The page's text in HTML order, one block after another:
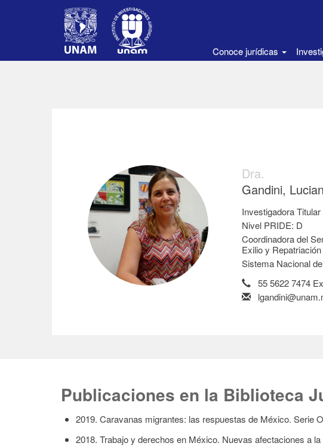
Conoce jurídicas
Dra.
Gandini,
Investigadora
Nivel PRIDE: D
Coordinadora del
Exilio y
Sistema Nacional
55 5622 7474
Publicaciones en la Biblioteca
2019. Caravanas migrantes: las respuestas de México. Serie
2018. Trabajo y derechos en México. Nuevas afectaciones a